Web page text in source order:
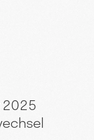
2025